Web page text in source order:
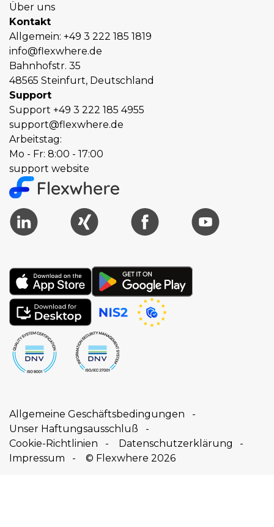
Über uns
Kontakt
Allgemein: +49 3 222 185 1819
info@flexwhere.de
Bahnhofstr. 35
48565 Steinfurt, Deutschland
Support
Support +49 3 222 185 4955
support@flexwhere.de
Arbeitstag:
Mo - Fr: 8:00 - 17:00
support website
Allgemeine Geschäftsbedingungen
Unser Haftungsausschluß
Cookie-Richtlinien
Datenschutzerklärung
Impressum
© Flexwhere 2026